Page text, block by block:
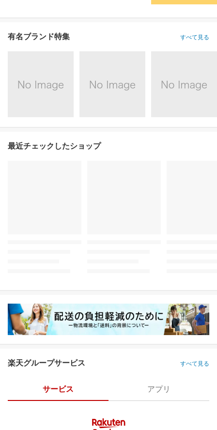
有名ブランド特集 すべて見る
最近チェックしたショップ
楽天グループサービス すべて見る
サービス アプリ